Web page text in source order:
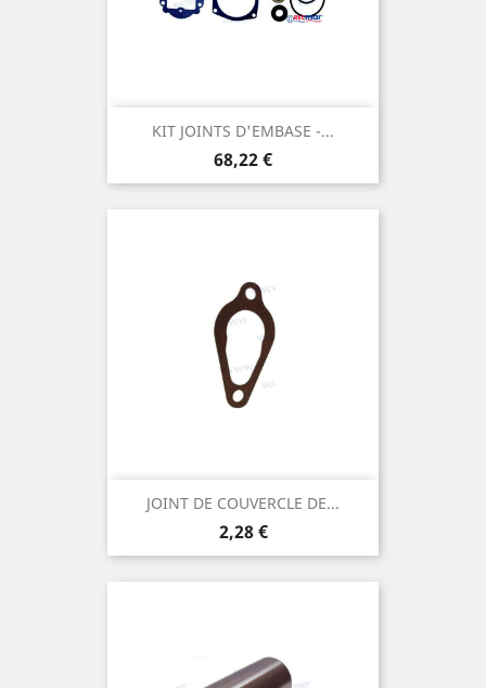
KIT JOINTS D'EMBASE -...
Prix
68,22 €
JOINT DE COUVERCLE DE...
Prix
2,28 €